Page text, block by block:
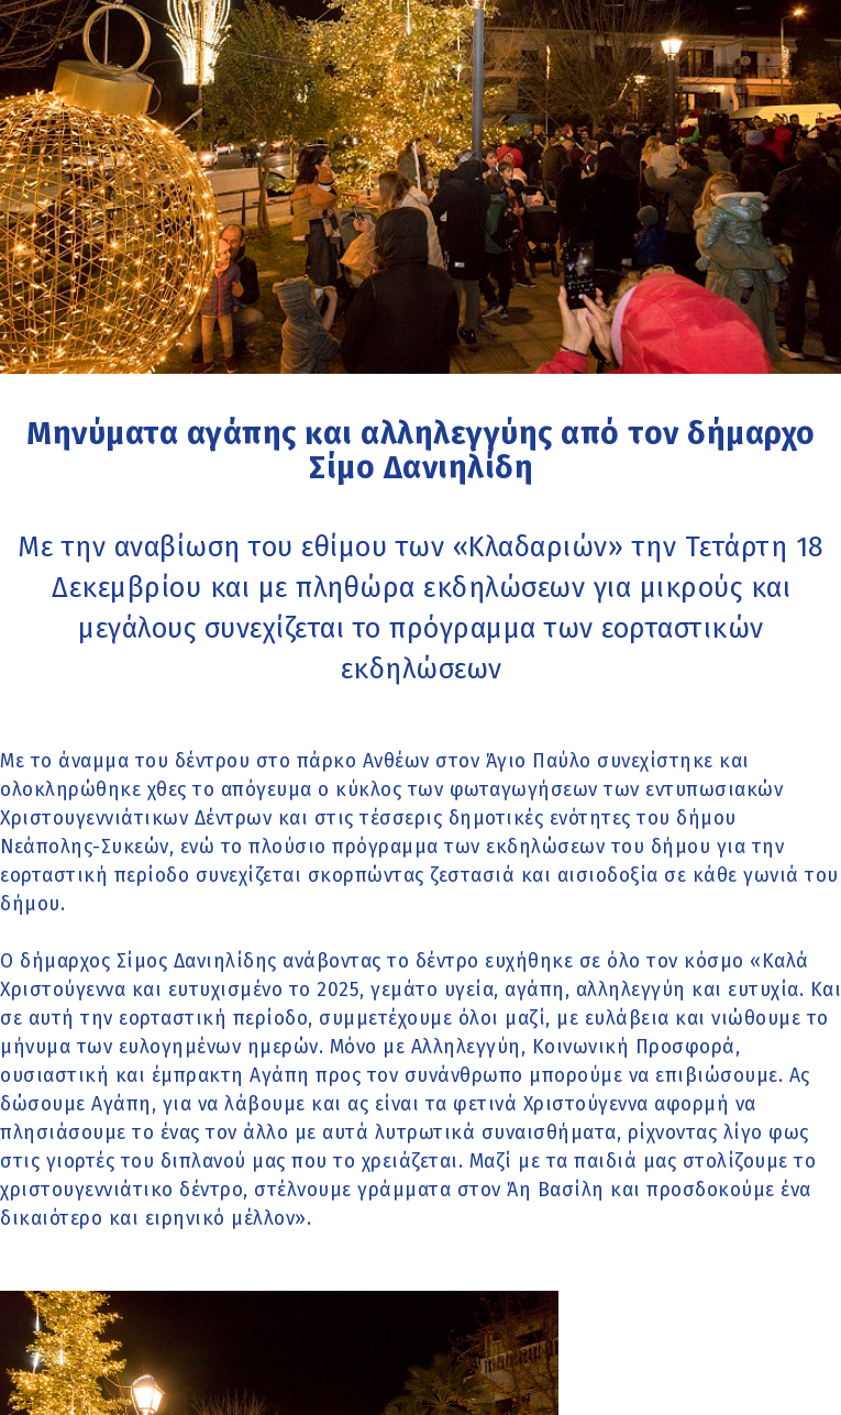
Μηνύματα αγάπης και αλληλεγγύης από τον δήμαρχο
Σίμο Δανιηλίδη
Με την αναβίωση του εθίμου των «Κλαδαριών» την Τετάρτη 18
Δεκεμβρίου και με πληθώρα εκδηλώσεων για μικρούς και
μεγάλους συνεχίζεται το πρόγραμμα των εορταστικών
εκδηλώσεων
Με το άναμμα του δέντρου στο πάρκο Ανθέων στον Άγιο Παύλο συνεχίστηκε και
ολοκληρώθηκε χθες το απόγευμα ο κύκλος των φωταγωγήσεων των εντυπωσιακών
Χριστουγεννιάτικων Δέντρων και στις τέσσερις δημοτικές ενότητες του δήμου
Νεάπολης-Συκεών, ενώ το πλούσιο πρόγραμμα των εκδηλώσεων του δήμου για την
εορταστική περίοδο συνεχίζεται σκορπώντας ζεστασιά και αισιοδοξία σε κάθε γωνιά του
δήμου.
Ο δήμαρχος Σίμος Δανιηλίδης ανάβοντας το δέντρο ευχήθηκε σε όλο τον κόσμο «Καλά
Χριστούγεννα και ευτυχισμένο το 2025, γεμάτο υγεία, αγάπη, αλληλεγγύη και ευτυχία. Και
σε αυτή την εορταστική περίοδο, συμμετέχουμε όλοι μαζί, με ευλάβεια και νιώθουμε το
μήνυμα των ευλογημένων ημερών. Μόνο με Αλληλεγγύη, Κοινωνική Προσφορά,
ουσιαστική και έμπρακτη Αγάπη προς τον συνάνθρωπο μπορούμε να επιβιώσουμε. Ας
δώσουμε Αγάπη, για να λάβουμε και ας είναι τα φετινά Χριστούγεννα αφορμή να
πλησιάσουμε το ένας τον άλλο με αυτά λυτρωτικά συναισθήματα, ρίχνοντας λίγο φως
στις γιορτές του διπλανού μας που το χρειάζεται. Μαζί με τα παιδιά μας στολίζουμε το
χριστουγεννιάτικο δέντρο, στέλνουμε γράμματα στον Άη Βασίλη και προσδοκούμε ένα
δικαιότερο και ειρηνικό μέλλον».